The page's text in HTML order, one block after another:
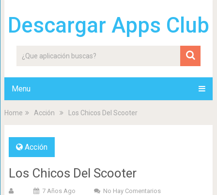
Descargar Apps Club
Menu
Home Acción Los Chicos Del Scooter
Acción
Los Chicos Del Scooter
7 Años Ago No Hay Comentarios